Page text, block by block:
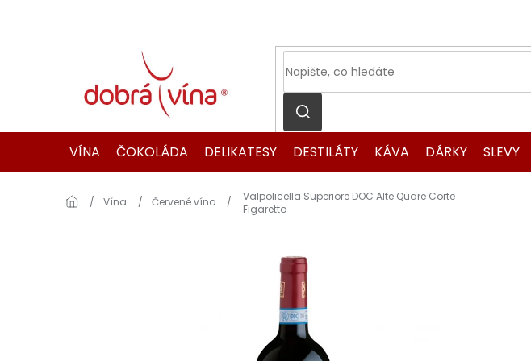
VÍNA
ČOKOLÁDA DELIKATESY DESTILÁTY KÁVA DÁRKY SLEVY
Domů
Vína Červené víno
Valpolicella Superiore DOC Alte Quare Corte
Figaretto